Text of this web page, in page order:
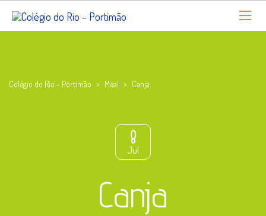
Colégio do Rio - Portimão > Meal > Canja
8
Jul
Canja